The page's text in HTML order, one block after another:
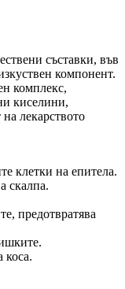
съставки, във
компонент.
комплекс,
киселини,
на лекарството
клетки на епитела.
скалпа.
предотвратява
коса.